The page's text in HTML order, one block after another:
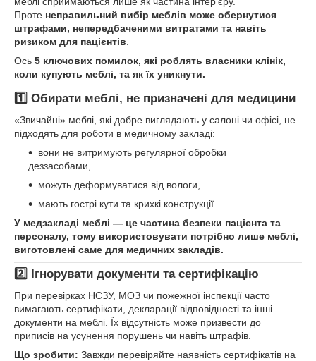
Проте неправильний вибір меблів може обернутися
штрафами, непередбаченими витратами та навіть
ризиком для пацієнтів
Ось 5 ключових помилок, які роблять власники клінік,
коли купують меблі, та як їх уникнути.
1️⃣ Обирати меблі, не призначені для медицини
«Звичайні» меблі, які добре виглядають у салоні чи офісі, не
підходять для роботи в медичному закладі:
вони не витримують регулярної обробки
деззасобами,
можуть деформуватися від вологи,
мають гострі кути та крихкі конструкції.
У медзакладі меблі — це частина безпеки пацієнта та
персоналу, тому використовувати потрібно лише меблі,
виготовлені саме для медичних закладів.
2️⃣ Ігнорувати документи та сертифікацію
При перевірках НСЗУ, МОЗ чи пожежної інспекції часто
вимагають сертифікати, декларації відповідності та інші
документи на меблі. Їх відсутність може призвести до
приписів на усунення порушень чи навіть штрафів.
Що зробити: Завжди перевіряйте наявність сертифікатів на